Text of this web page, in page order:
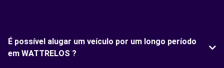
É possível alugar um veículo por um longo período
em WATTRELOS ?